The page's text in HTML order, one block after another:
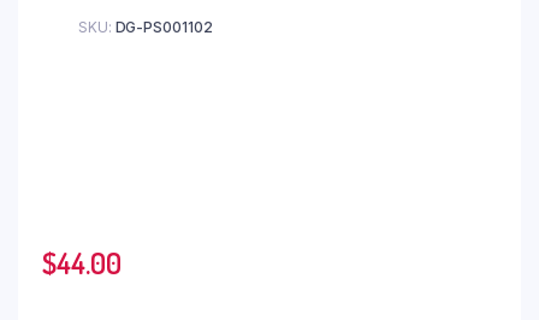
SKU: DG-PS001102
$44.00